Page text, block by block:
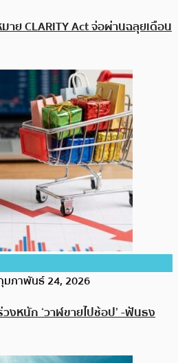
ย CLARITY Act จ่อผ่านฉลุยเดือน
มภาพันธ์ 24, 2026
งหนัก ‘วาฬขายไปช้อป’ -ฟันธง